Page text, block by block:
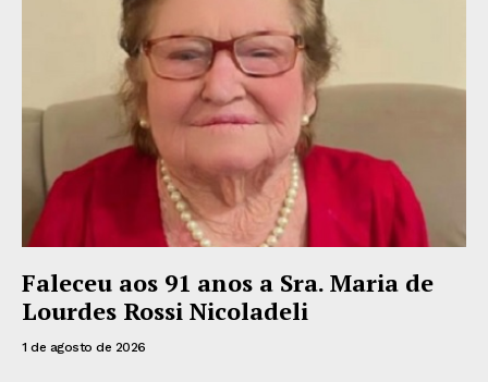
Faleceu aos 91 anos a Sra. Maria de
Lourdes Rossi Nicoladeli
1 de agosto de 2026